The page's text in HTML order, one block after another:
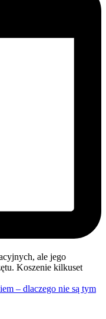
ale jego
Koszenie kilkuset